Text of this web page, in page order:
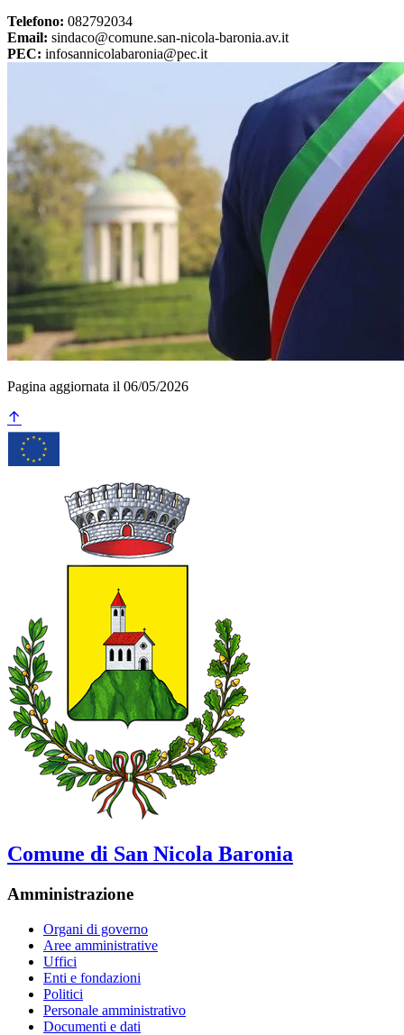
Telefono: 082792034
Email: sindaco@comune.san-nicola-baronia.av.it
PEC: infosannicolabaronia@pec.it
Pagina aggiornata il 06/05/2026
Comune di San Nicola Baronia
Amministrazione
Organi di governo
Aree amministrative
Uffici
Enti e fondazioni
Politici
Personale amministrativo
Documenti e dati